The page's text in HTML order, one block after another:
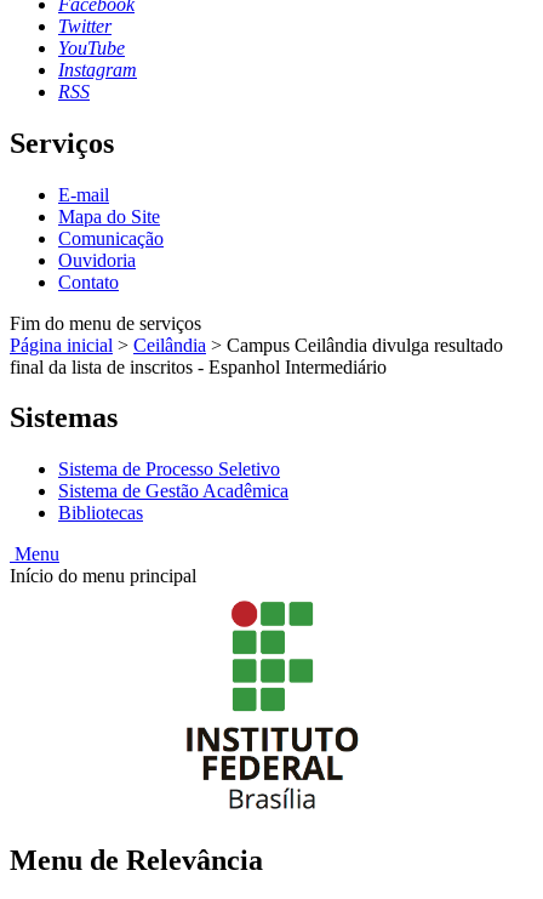
Twitter
YouTube
Instagram
RSS
Serviços
E-mail
Mapa do Site
Comunicação
Ouvidoria
Contato
Fim do menu de serviços
Página inicial > Ceilândia > Campus Ceilândia divulga resultado
final da lista de inscritos - Espanhol Intermediário
Sistemas
Sistema de Processo Seletivo
Sistema de Gestão Acadêmica
Bibliotecas
Menu
Início do menu principal
Menu de Relevância